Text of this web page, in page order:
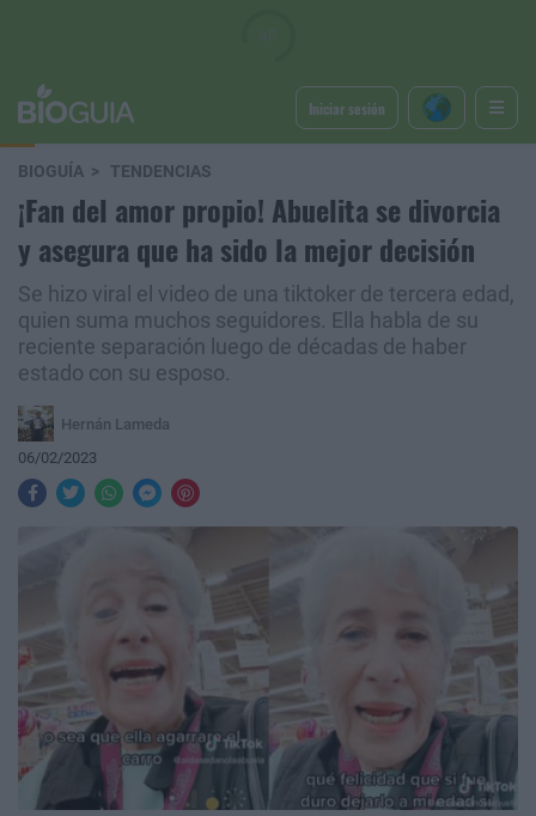
Iniciar sesión
BIOGUÍA TENDENCIAS
¡Fan del amor propio! Abuelita se divorcia
y asegura que ha sido la mejor decisión
Se hizo viral el video de una tiktoker de tercera edad,
quien suma muchos seguidores. Ella habla de su
reciente separación luego de décadas de haber
estado con su esposo.
Hernán Lameda
06/02/2023